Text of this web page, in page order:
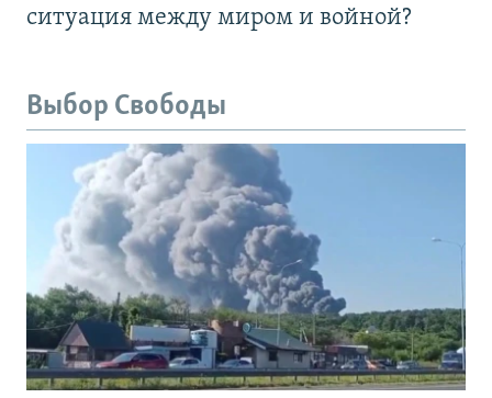
ситуация между миром и войной?
Выбор Свободы